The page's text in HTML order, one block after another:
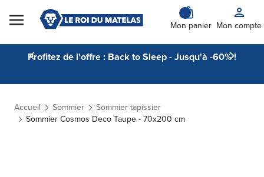
Skip to Content
Mon panier Mon compte
Profitez de l'offre : Back to Sleep - Jusqu'à -60% !
Accueil Sommier
Sommier tapissier
Sommier Cosmos Deco Taupe - 70x200 cm